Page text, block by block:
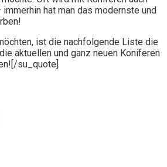
hat man das modernste und
ist die nachfolgende Liste die
aktuellen und ganz neuen Koniferen
su_quote]